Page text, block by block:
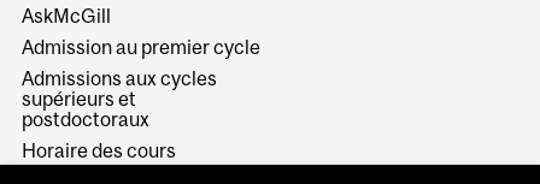
AskMcGill
Admission au premier cycle
Admissions aux cycles
supérieurs et
postdoctoraux
Horaire des cours